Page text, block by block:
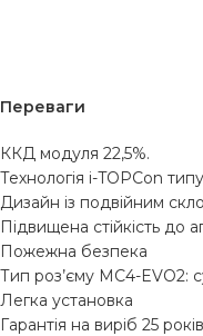
Переваги
ККД модуля 22,5%.
Технологія i-TOPCon
Дизайн із подвійним
Підвищена стійкість до
Пожежна безпека
Тип роз’єму MC4-EVO2:
Легка установка
Гарантія на виріб 25 років